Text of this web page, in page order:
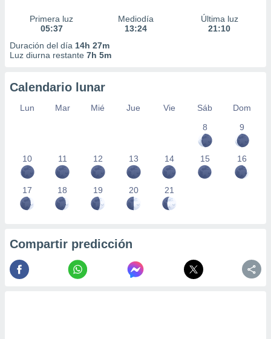
Primera luz
05:37
Mediodía
13:24
Última luz
21:10
Duración del día 14h 27m
Luz diurna restante 7h 5m
Calendario lunar
Lun Mar Mié Jue Vie Sáb
Dom
8
9
10 11 12 13 14 15 16
17 18 19 20 21
Compartir predicción